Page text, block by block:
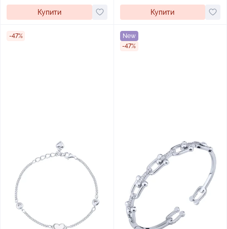
Купити Купити
-47%
New
-47%